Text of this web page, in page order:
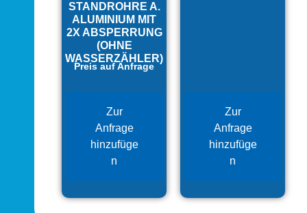
STANDROHRE A.
ALUMINIUM MIT
2X ABSPERRUNG
(OHNE
WASSERZÄHLER)
Preis auf Anfrage
Zur
Anfrage
hinzufüge
n
Zur
Anfrage
hinzufüge
n